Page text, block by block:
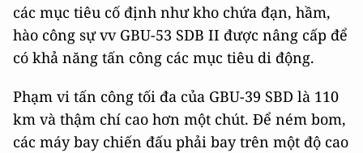
các mục tiêu cố định như kho chứa đạn, hầm,
hào công sự vv GBU-53 SDB II được nâng cấp để
có khả năng tấn công các mục tiêu di động.
Phạm vi tấn công tối đa của GBU-39 SBD là 110
km và thậm chí cao hơn một chút. Để ném bom,
các máy bay chiến đấu phải bay trên một độ cao